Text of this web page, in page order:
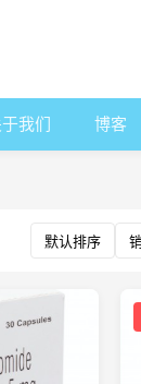
我们 博客
默认排序